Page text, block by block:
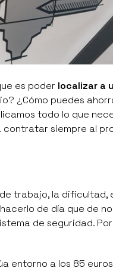
es poder localizar a
¿Cómo puedes
todo lo que
contratar siempre al
trabajo, la dificultad,
de día que de
de seguridad.
entorno a los 85